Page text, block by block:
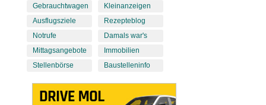
Gebrauchtwagen
Ausflugsziele
Notrufe
Mittagsangebote
Stellenbörse
Kleinanzeigen
Rezepteblog
Damals war's
Immobilien
Baustelleninfo